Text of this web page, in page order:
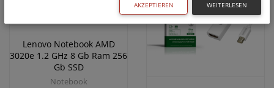
Lenovo Notebook AMD
3020e 1.2 GHz 8 Gb Ram 256
Gb SSD
Notebook
AKZEPTIEREN WEITERLESEN